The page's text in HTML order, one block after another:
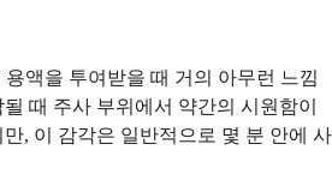
액을 투여받을 때 거의 아무런 느낌
때 주사 부위에서 약간의 시원함이
, 이 감각은 일반적으로 몇 분 안에 사